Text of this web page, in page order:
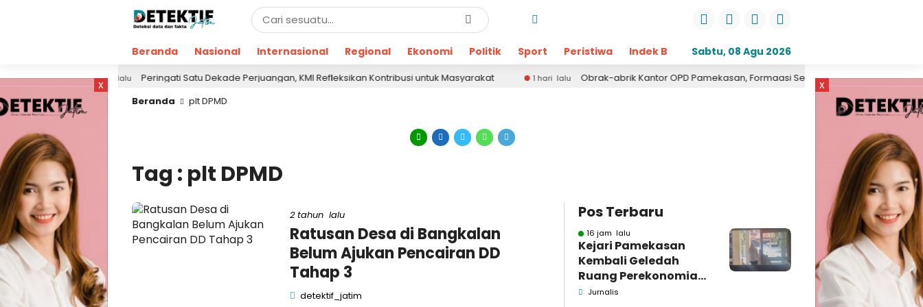
Beranda Nasional Internasional Regional Ekonomi Politik Sport Peristiwa Indek Berita Opini Daerah
Sabtu, 08 Agu 2026
x
21 jam lalu Peringati Satu Dekade Perjuangan, KMI Refleksikan Kontribusi untuk Masyarakat 1 hari lalu
Obrak-abrik Kantor OPD Pamekasan, Formaasi Sebut Kejari Pamekasan
Beranda
plt DPMD
Tag : plt DPMD
2 tahun lalu
Ratusan Desa di Bangkalan
Belum Ajukan Pencairan DD
Tahap 3
detektif_jatim
Pos Terbaru
16 jam lalu
Kejari Pamekasan
Kembali Geledah
Ruang Perekonomian,
Pidsus: Tunggu Saja!
Jurnalis
x